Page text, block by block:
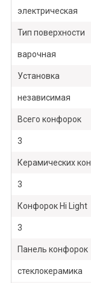
электрическая
Тип поверхности
варочная
Установка
независимая
Всего конфорок
3
Керамических
3
Конфорок Hi Light
3
Панель конфорок
стеклокерамика